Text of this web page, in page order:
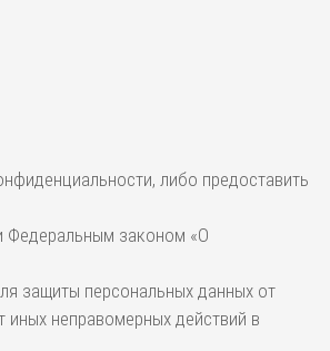
либо предоставить
Федеральным законом «О
защиты персональных данных от
иных неправомерных действий в